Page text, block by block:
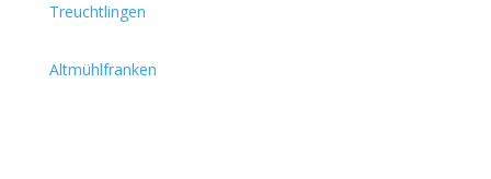
Treuchtlingen
Altmühlfranken